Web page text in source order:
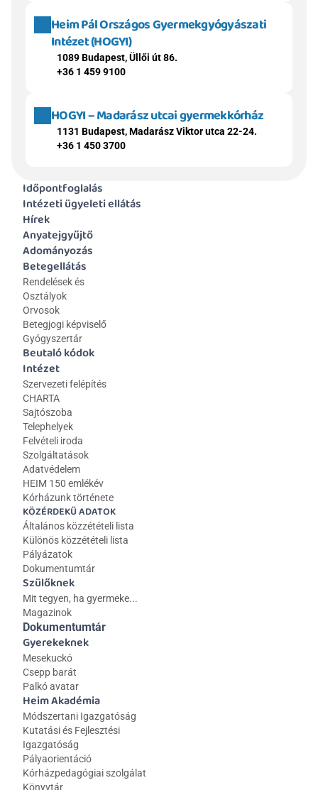
Heim Pál Országos Gyermekgyógyászati
Intézet (HOGYI)
1089 Budapest, Üllői út 86.
+36 1 459 9100
HOGYI – Madarász utcai gyermekkórház
1131 Budapest, Madarász Viktor utca 22-24.
+36 1 450 3700
Időpontfoglalás
Intézeti ügyeleti ellátás
Hírek
Anyatejgyűjtő
Adományozás
Betegellátás
Rendelések és
Osztályok
Orvosok
Betegjogi képviselő
Gyógyszertár
Beutaló kódok
Intézet
Szervezeti felépítés
CHARTA
Sajtószoba
Telephelyek
Felvételi iroda
Szolgáltatások
Adatvédelem
HEIM 150 emlékév
Kórházunk története
KÖZÉRDEKŰ ADATOK
Általános közzétételi lista
Különös közzétételi lista
Pályázatok
Dokumentumtár
Szülőknek
Mit tegyen, ha gyermeke...
Magazinok
Gyerekeknek
Mesekuckó
Csepp barát
Palkó avatar
Heim Akadémia
Módszertani Igazgatóság
Kutatási és Fejlesztési
Igazgatóság
Pályaorientáció
Kórházpedagógiai szolgálat
Könyvtár
Dokumentumtár